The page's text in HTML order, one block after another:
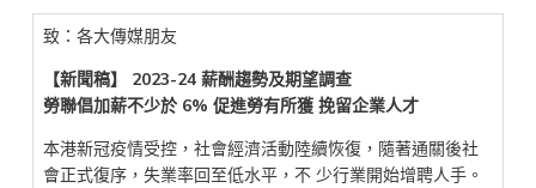
致：各大傳媒朋友
【新聞稿】 2023-24 薪酬趨勢及期望調查
勞聯倡加薪不少於 6% 促進勞有所獲 挽留企業人才
本港新冠疫情受控，社會經濟活動陸續恢復，隨著通關後社
會正式復序，失業率回至低水平，不 少行業開始增聘人手。